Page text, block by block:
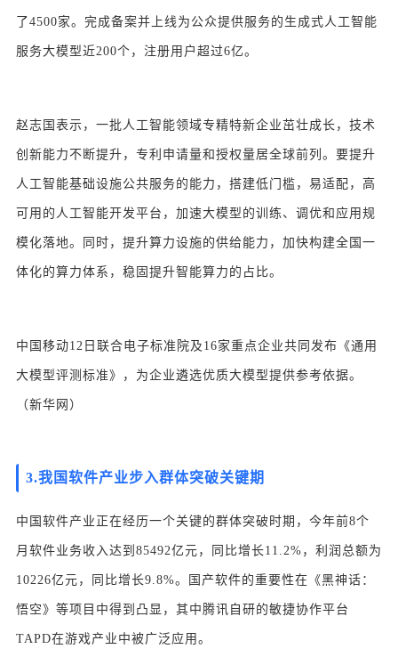
了4500家。完成备案并上线为公众提供服务的生成式人工智能
服务大模型近200个，注册用户超过6亿。
赵志国表示，一批人工智能领域专精特新企业茁壮成长，技术
创新能力不断提升，专利申请量和授权量居全球前列。要提升
人工智能基础设施公共服务的能力，搭建低门槛，易适配，高
可用的人工智能开发平台，加速大模型的训练、调优和应用规
模化落地。同时，提升算力设施的供给能力，加快构建全国一
体化的算力体系，稳固提升智能算力的占比。
中国移动12日联合电子标准院及16家重点企业共同发布《通用
大模型评测标准》，为企业遴选优质大模型提供参考依据。
（新华网）
3.我国软件产业步入群体突破关键期
中国软件产业正在经历一个关键的群体突破时期，今年前8个
月软件业务收入达到85492亿元，同比增长11.2%，利润总额为
10226亿元，同比增长9.8%。国产软件的重要性在《黑神话：
悟空》等项目中得到凸显，其中腾讯自研的敏捷协作平台
TAPD在游戏产业中被广泛应用。